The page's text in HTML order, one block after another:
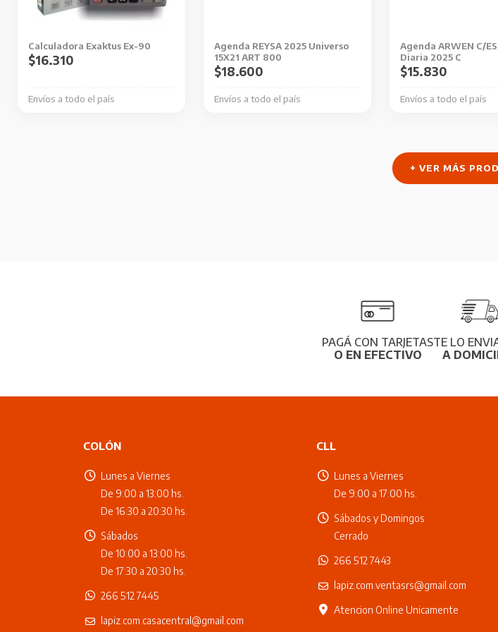
Calculadora Exaktus Ex-90
Envíos a todo el país
$16.310
Agenda REYSA 2025 Universo
15X21 ART 800
Envíos a todo el país
$18.600
elegir
en
página
Agenda ARWEN C/
Diaria 2025 C
Envíos a todo el país
$15.830
elegir
en
página
+ VER MÁS
PAGÁ CON TARJETAS
O EN EFECTIVO
TE LO
A
COLÓN
Lunes a Viernes
De 9:00 a 13:00 hs.
De 16:30 a 20:30 hs.
Sábados
De 10:00 a 13:00 hs.
De 17:30 a 20:30 hs.
266 512 7445
lapiz.com.casacentral@gmail.com
CLL
Lunes a Viernes
De 9:00 a 17:00 hs.
Sábados y Domingos
Cerrado
266 512 7443
lapiz.com.ventasrs@gmail.com
Atencion Online Unicamente